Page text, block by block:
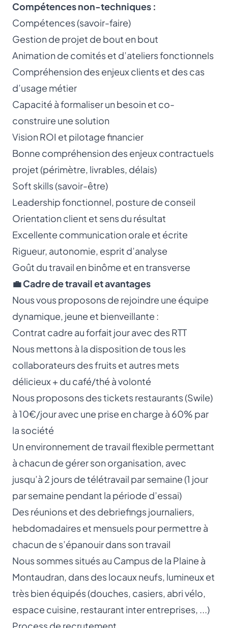
Compétences non-techniques :
Compétences (savoir-faire)
Gestion de projet de bout en bout
Animation de comités et d’ateliers fonctionnels
Compréhension des enjeux clients et des cas
d’usage métier
Capacité à formaliser un besoin et co-
construire une solution
Vision ROI et pilotage financier
Bonne compréhension des enjeux contractuels
projet (périmètre, livrables, délais)
Soft skills (savoir-être)
Leadership fonctionnel, posture de conseil
Orientation client et sens du résultat
Excellente communication orale et écrite
Rigueur, autonomie, esprit d’analyse
Goût du travail en binôme et en transverse
💼 Cadre de travail et avantages
Nous vous proposons de rejoindre une équipe
dynamique, jeune et bienveillante :
Contrat cadre au forfait jour avec des RTT
Nous mettons à la disposition de tous les
collaborateurs des fruits et autres mets
délicieux + du café/thé à volonté
Nous proposons des tickets restaurants (Swile)
à 10€/jour avec une prise en charge à 60% par
la société
Un environnement de travail flexible permettant
à chacun de gérer son organisation, avec
jusqu’à 2 jours de télétravail par semaine (1 jour
par semaine pendant la période d’essai)
Des réunions et des debriefings journaliers,
hebdomadaires et mensuels pour permettre à
chacun de s’épanouir dans son travail
Nous sommes situés au Campus de la Plaine à
Montaudran, dans des locaux neufs, lumineux et
très bien équipés (douches, casiers, abri vélo,
espace cuisine, restaurant inter entreprises, ...)